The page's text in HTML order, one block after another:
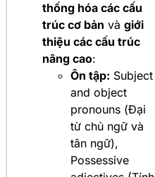
thống hóa các cấu
trúc cơ bản và giới
thiệu các cấu trúc
nâng cao:
Ôn tập: Subject
and object
pronouns (Đại
từ chủ ngữ và
tân ngữ),
Possessive